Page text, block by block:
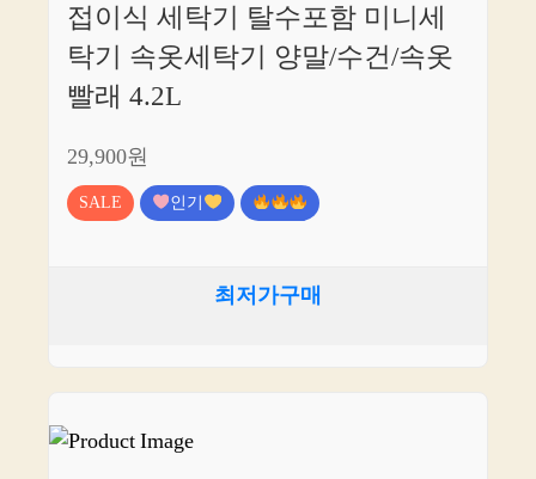
접이식 세탁기 탈수포함 미니세
탁기 속옷세탁기 양말/수건/속옷
빨래 4.2L
29,900원
SALE 인기
최저가구매